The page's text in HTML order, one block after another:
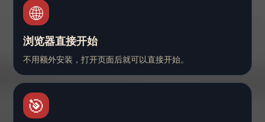
🌐
浏览器直接开始
不用额外安装，打开页面后就可以直接开始。
🎯